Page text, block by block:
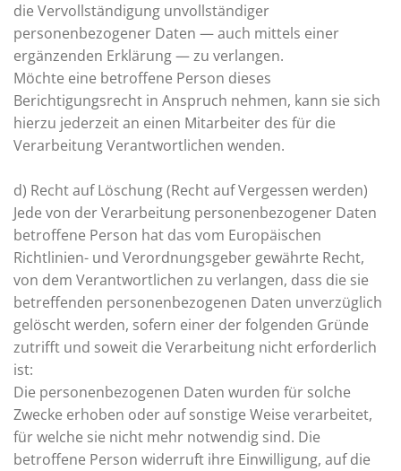
die Vervollständigung unvollständiger
personenbezogener Daten — auch mittels einer
ergänzenden Erklärung — zu verlangen.
Möchte eine betroffene Person dieses
Berichtigungsrecht in Anspruch nehmen, kann sie sich
hierzu jederzeit an einen Mitarbeiter des für die
Verarbeitung Verantwortlichen wenden.
d) Recht auf Löschung (Recht auf Vergessen werden)
Jede von der Verarbeitung personenbezogener Daten
betroffene Person hat das vom Europäischen
Richtlinien- und Verordnungsgeber gewährte Recht,
von dem Verantwortlichen zu verlangen, dass die sie
betreffenden personenbezogenen Daten unverzüglich
gelöscht werden, sofern einer der folgenden Gründe
zutrifft und soweit die Verarbeitung nicht erforderlich
ist:
Die personenbezogenen Daten wurden für solche
Zwecke erhoben oder auf sonstige Weise verarbeitet,
für welche sie nicht mehr notwendig sind. Die
betroffene Person widerruft ihre Einwilligung, auf die